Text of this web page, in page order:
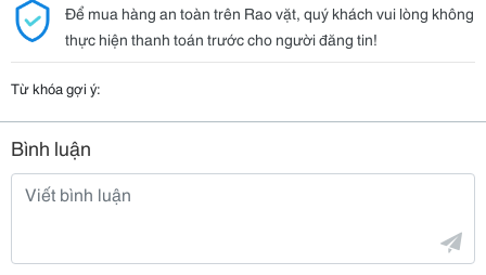
Để mua hàng an toàn trên Rao vặt, quý khách vui lòng không
thực hiện thanh toán trước cho người đăng tin!
Từ khóa gợi ý:
Bình luận